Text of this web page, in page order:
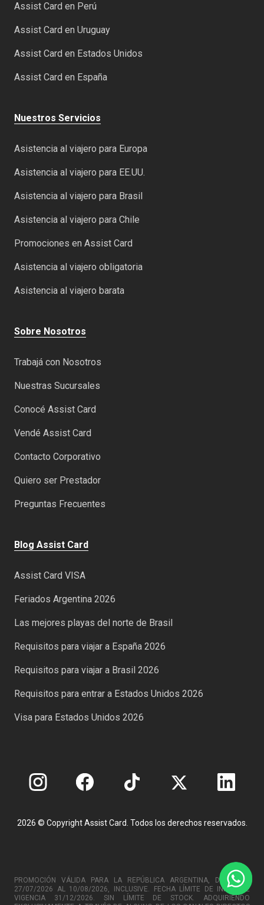
Assist Card en Perú
Assist Card en Uruguay
Assist Card en Estados Unidos
Assist Card en España
Nuestros Servicios
Asistencia al viajero para Europa
Asistencia al viajero para EE.UU.
Asistencia al viajero para Brasil
Asistencia al viajero para Chile
Promociones en Assist Card
Asistencia al viajero obligatoria
Asistencia al viajero barata
Sobre Nosotros
Trabajá con Nosotros
Nuestras Sucursales
Conocé Assist Card
Vendé Assist Card
Contacto Corporativo
Quiero ser Prestador
Preguntas Frecuentes
Blog Assist Card
Assist Card VISA
Feriados Argentina 2026
Las mejores playas del norte de Brasil
Requisitos para viajar a España 2026
Requisitos para viajar a Brasil 2026
Requisitos para entrar a Estados Unidos 2026
Visa para Estados Unidos 2026
2026 © Copyright Assist Card. Todos los derechos reservados.
PROMOCIÓN VÁLIDA PARA LA REPÚBLICA ARGENTINA, DESDE EL
27/07/2026 AL 10/08/2026, INCLUSIVE. FECHA LÍMITE DE INICIO DE
VIGENCIA 31/12/2026. SIN LÍMITE DE STOCK. ADQUIRIENDO